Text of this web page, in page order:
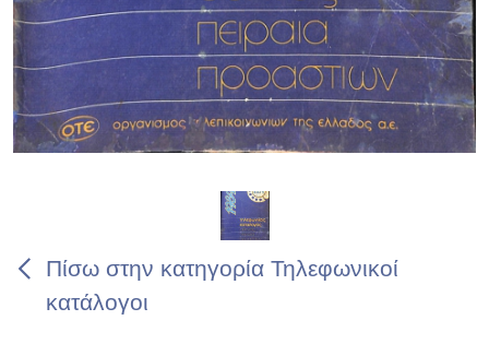
Πίσω στην κατηγορία Τηλεφωνικοί
κατάλογοι